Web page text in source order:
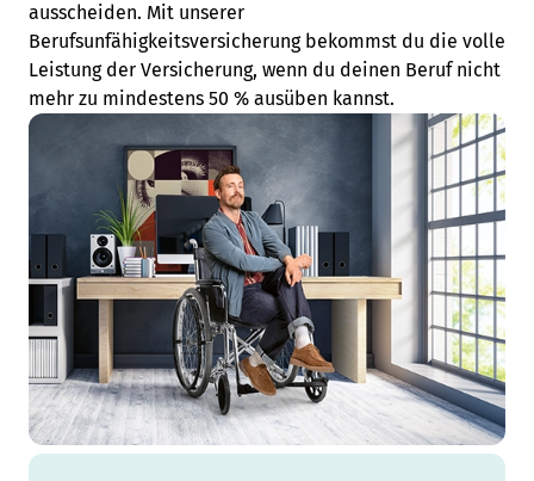
ausscheiden. Mit unserer
Berufsunfähigkeitsversicherung bekommst du die volle
Leistung der Versicherung, wenn du deinen Beruf nicht
mehr zu mindestens 50 % ausüben kannst.